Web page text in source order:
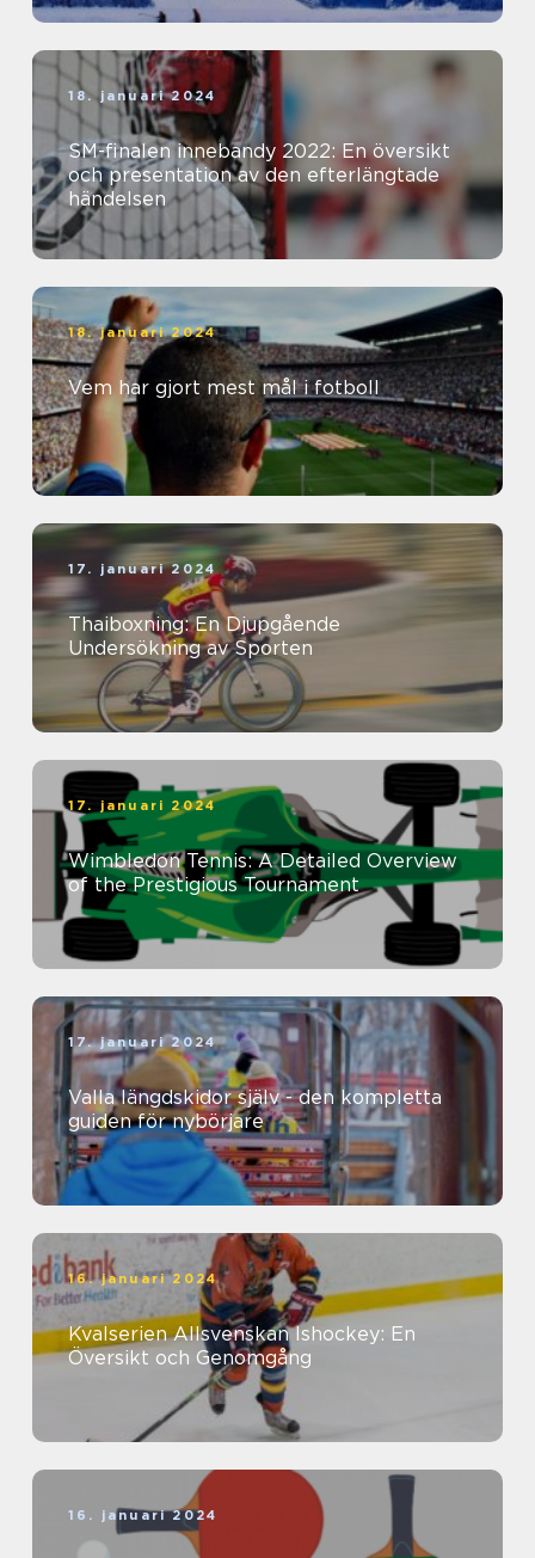
18. januari 2024
SM-finalen innebandy 2022: En översikt
och presentation av den efterlängtade
händelsen
18. januari 2024
Vem har gjort mest mål i fotboll
17. januari 2024
Thaiboxning: En Djupgående
Undersökning av Sporten
17. januari 2024
Wimbledon Tennis: A Detailed Overview
of the Prestigious Tournament
17. januari 2024
Valla längdskidor själv - den kompletta
guiden för nybörjare
16. januari 2024
Kvalserien Allsvenskan Ishockey: En
Översikt och Genomgång
16. januari 2024